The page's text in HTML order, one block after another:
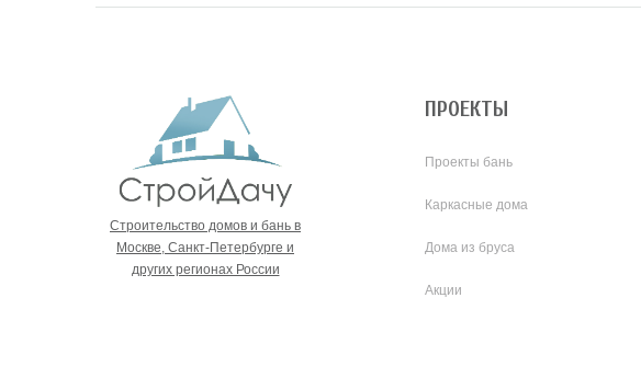
Строительство домов и бань в
Москве, Санкт-Петербурге и
других регионах России
ПРОЕКТЫ
Проекты бань
Каркасные дома
Дома из бруса
Акции